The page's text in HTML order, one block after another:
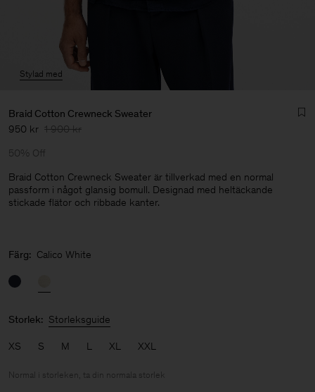
Stylad med
Braid Cotton Crewneck Sweater
950 kr 1 900 kr
50% Off
Braid Cotton Crewneck Sweater är tillverkad med en normal
passform i något glansig bomull. Designad med heltäckande
stickade flätor och ribbade kanter.
Färg: Calico White
Storlek: Storleksguide
XS S M L XL XXL
Normal i storleken, ta din normala storlek